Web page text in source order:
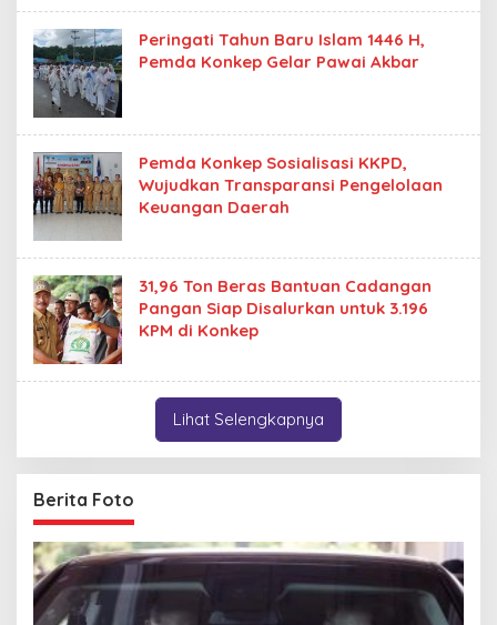
Peringati Tahun Baru Islam 1446 H,
Pemda Konkep Gelar Pawai Akbar
Pemda Konkep Sosialisasi KKPD,
Wujudkan Transparansi Pengelolaan
Keuangan Daerah
31,96 Ton Beras Bantuan Cadangan
Pangan Siap Disalurkan untuk 3.196
KPM di Konkep
Lihat Selengkapnya
Berita Foto